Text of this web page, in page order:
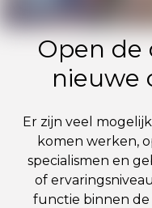
Open de
nieuwe
Er zijn veel
komen werken,
specialismen en
of
functie binnen